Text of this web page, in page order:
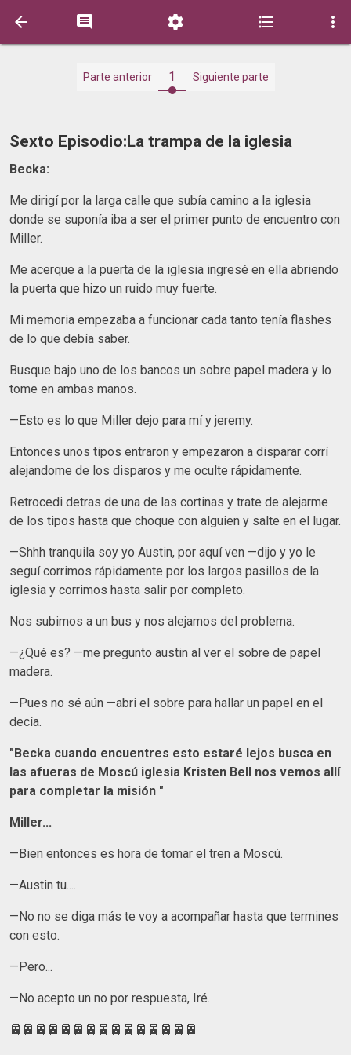
    
Parte anterior 1 Siguiente parte
Sexto Episodio:La trampa de la iglesia
Becka:
Me dirigí por la larga calle que subía camino a la iglesia
donde se suponía iba a ser el primer punto de encuentro con
Miller.
Me acerque a la puerta de la iglesia ingresé en ella abriendo
la puerta que hizo un ruido muy fuerte.
Mi memoria empezaba a funcionar cada tanto tenía flashes
de lo que debía saber.
Busque bajo uno de los bancos un sobre papel madera y lo
tome en ambas manos.
—Esto es lo que Miller dejo para mí y jeremy.
Entonces unos tipos entraron y empezaron a disparar corrí
alejandome de los disparos y me oculte rápidamente.
Retrocedi detras de una de las cortinas y trate de alejarme
de los tipos hasta que choque con alguien y salte en el lugar.
—Shhh tranquila soy yo Austin, por aquí ven —dijo y yo le
seguí corrimos rápidamente por los largos pasillos de la
iglesia y corrimos hasta salir por completo.
Nos subimos a un bus y nos alejamos del problema.
—¿Qué es? —me pregunto austin al ver el sobre de papel
madera.
—Pues no sé aún —abri el sobre para hallar un papel en el
decía.
"Becka cuando encuentres esto estaré lejos busca en
las afueras de Moscú iglesia Kristen Bell nos vemos allí
para completar la misión "
Miller...
—Bien entonces es hora de tomar el tren a Moscú.
—Austin tu....
—No no se diga más te voy a acompañar hasta que termines
con esto.
—Pero...
—No acepto un no por respuesta, Iré.
🚈🚈🚈🚈🚈🚈🚈🚈🚈🚈🚈🚈🚈🚈🚈